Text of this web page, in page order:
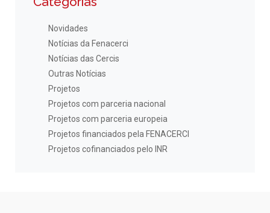
Novidades
Notícias da Fenacerci
Notícias das Cercis
Outras Notícias
Projetos
Projetos com parceria nacional
Projetos com parceria europeia
Projetos financiados pela FENACERCI
Projetos cofinanciados pelo INR